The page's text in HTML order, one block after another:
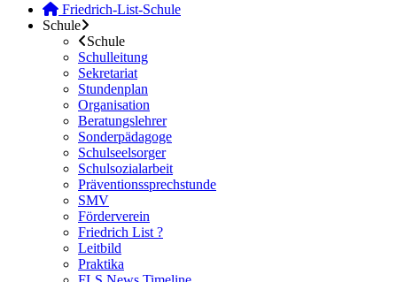
Friedrich-List-Schule
Schule
Schule
Schulleitung
Sekretariat
Stundenplan
Organisation
Beratungslehrer
Sonderpädagoge
Schulseelsorger
Schulsozialarbeit
Präventionssprechstunde
SMV
Förderverein
Friedrich List ?
Leitbild
Praktika